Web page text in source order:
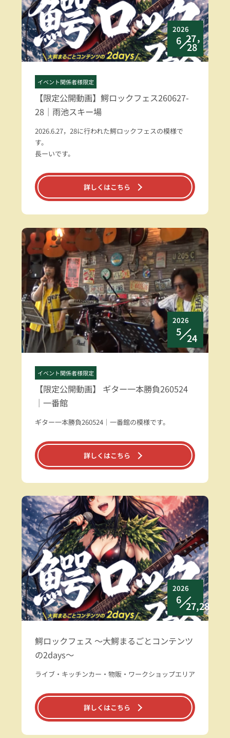
2026
6 27，
28
イベント関係者様限定
【限定公開動画】鰐ロックフェス260627-
28｜雨池スキー場
2026.6.27，28に行われた鰐ロックフェスの模様で
す。
長ーいです。
詳しくはこちら
2026
5
24
イベント関係者様限定
【限定公開動画】 ギター一本勝負260524
｜一番館
ギター一本勝負260524｜一番館の模様です。
詳しくはこちら
2026
6
27,28
鰐ロックフェス ～大鰐まるごとコンテンツ
の2days～
ライブ・キッチンカー・物販・ワークショップエリア
詳しくはこちら